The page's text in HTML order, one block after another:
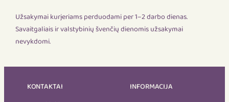
Užsakymai kurjeriams perduodami per 1–2 darbo dienas.
Savaitgaliais ir valstybinių švenčių dienomis užsakymai
nevykdomi.
KONTAKTAI
INFORMACIJA